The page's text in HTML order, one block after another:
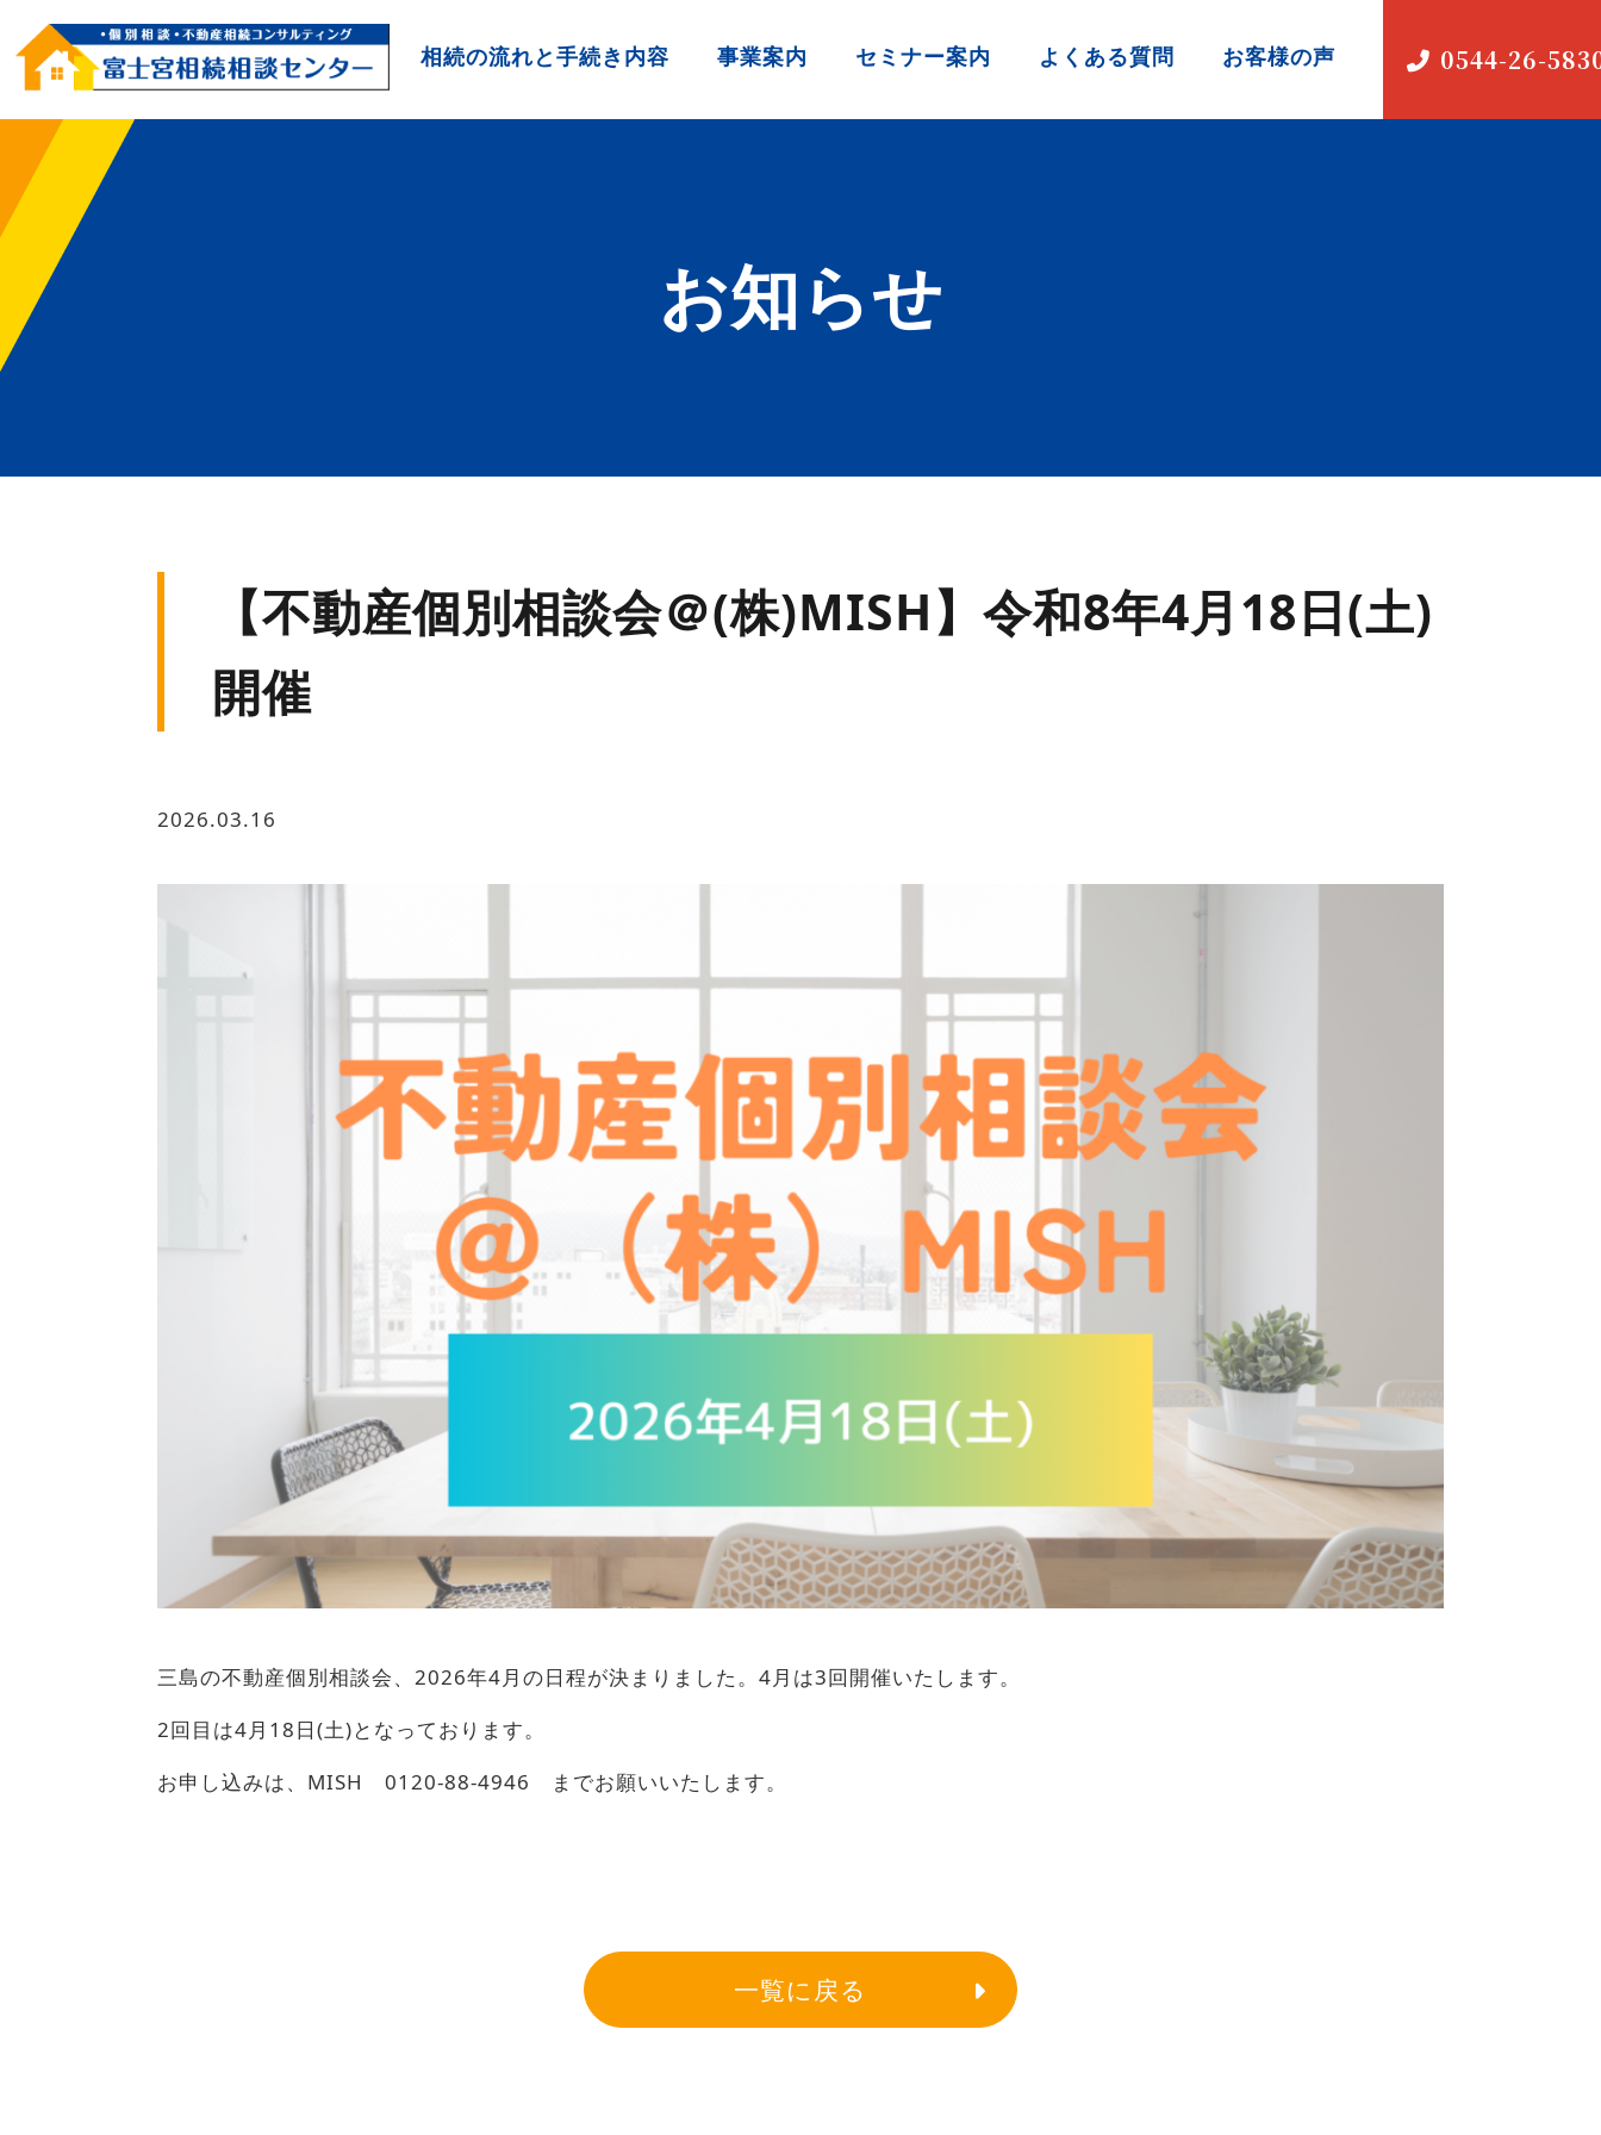
相続の流れと手続き内容 事業案内 セミナー案内 よくある質問 お客様の声 0544-26-
お知らせ
【不動産個別相談会＠(株)MISH】令和8年4月18日(土)
開催
2026.03.16
三島の不動産個別相談会、2026年4月の日程が決まりました。4月は3回開催いたします。
2回目は4月18日(土)となっております。
お申し込みは、MISH 0120-88-4946 までお願いいたします。
一覧に戻る